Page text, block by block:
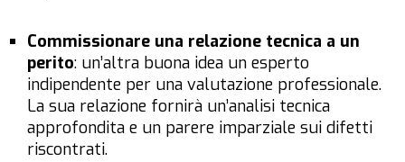
Commissionare una relazione tecnica a un
perito: un’altra buona idea un esperto
indipendente per una valutazione professionale.
La sua relazione fornirà un’analisi tecnica
approfondita e un parere imparziale sui difetti
riscontrati.